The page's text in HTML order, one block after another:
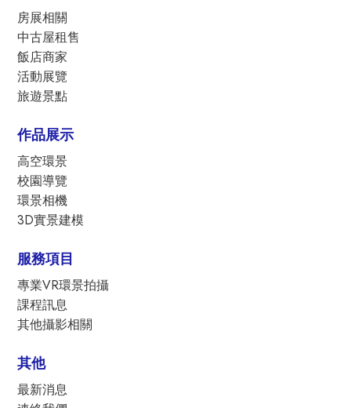
房展相關
中古屋租售
飯店商家
活動展覽
旅遊景點
作品展示
高空環景
校園導覽
環景相機
3D實景建模
服務項目
專業VR環景拍攝
課程訊息
其他攝影相關
其他
最新消息